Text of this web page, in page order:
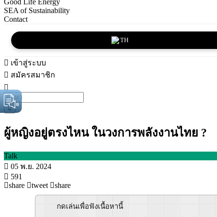
Good Life Energy
SEA of Sustainability
Contact
TH
เข้าสู่ระบบ
สมัครสมาชิก
ผู้หญิงอยู่ตรงไหน ในวงการพลังงานไทย ?
Talk
05 พ.ย. 2024
591
share
tweet share
กดเล่นเพื่อฟังเนื้อหานี้